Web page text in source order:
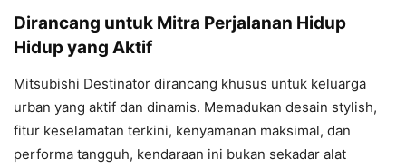
Dirancang untuk Mitra Perjalanan Hidup
Hidup yang Aktif
Mitsubishi Destinator dirancang khusus untuk keluarga
urban yang aktif dan dinamis. Memadukan desain stylish,
fitur keselamatan terkini, kenyamanan maksimal, dan
performa tangguh, kendaraan ini bukan sekadar alat